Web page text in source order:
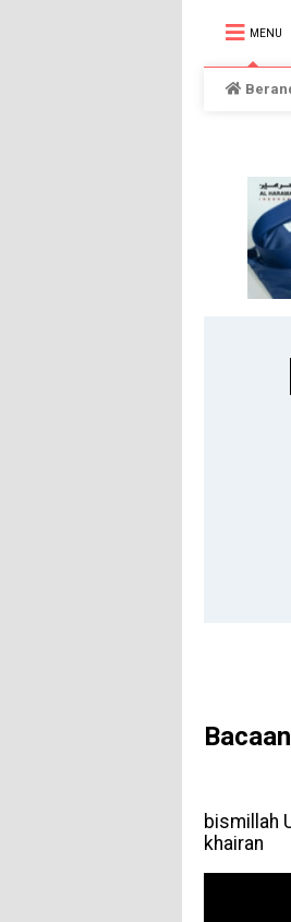
MENU
bismillah
khairan